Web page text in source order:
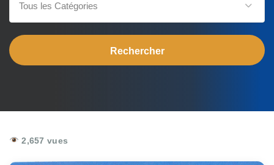
Tous les Catégories
2,657 vues